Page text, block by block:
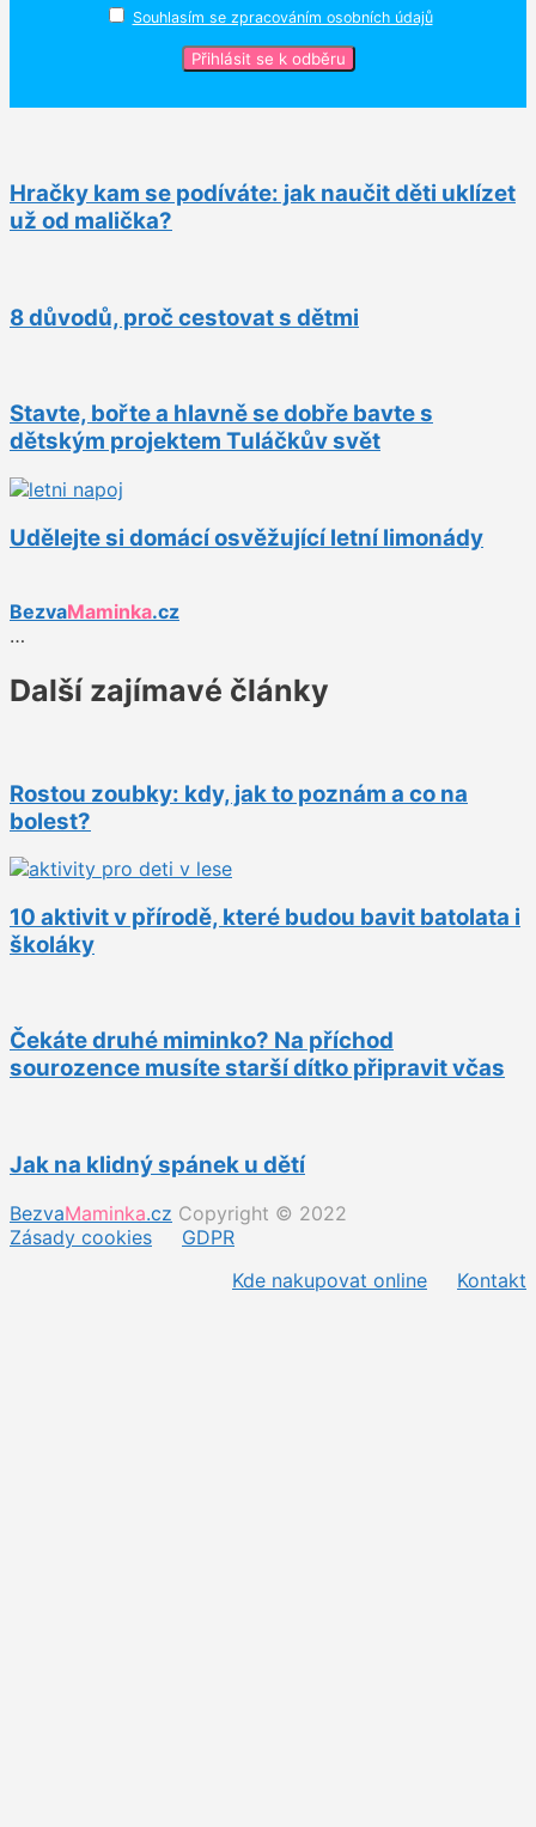
Souhlasím se zpracováním osobních údajů
Hračky kam se podíváte: jak naučit děti uklízet
už od malička?
8 důvodů, proč cestovat s dětmi
Stavte, bořte a hlavně se dobře bavte s
dětským projektem Tuláčkův svět
Udělejte si domácí osvěžující letní limonády
BezvaMaminka.cz
…
Další zajímavé články
Rostou zoubky: kdy, jak to poznám a co na
bolest?
10 aktivit v přírodě, které budou bavit batolata i
školáky
Čekáte druhé miminko? Na příchod
sourozence musíte starší dítko připravit včas
Jak na klidný spánek u dětí
BezvaMaminka.cz Copyright © 2022
Zásady cookies
GDPR
Kde nakupovat online
Kontakt